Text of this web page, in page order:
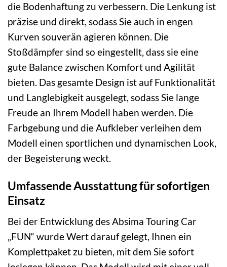
die Bodenhaftung zu verbessern. Die Lenkung ist
präzise und direkt, sodass Sie auch in engen
Kurven souverän agieren können. Die
Stoßdämpfer sind so eingestellt, dass sie eine
gute Balance zwischen Komfort und Agilität
bieten. Das gesamte Design ist auf Funktionalität
und Langlebigkeit ausgelegt, sodass Sie lange
Freude an Ihrem Modell haben werden. Die
Farbgebung und die Aufkleber verleihen dem
Modell einen sportlichen und dynamischen Look,
der Begeisterung weckt.
Umfassende Ausstattung für sofortigen
Einsatz
Bei der Entwicklung des Absima Touring Car
„FUN“ wurde Wert darauf gelegt, Ihnen ein
Komplettpaket zu bieten, mit dem Sie sofort